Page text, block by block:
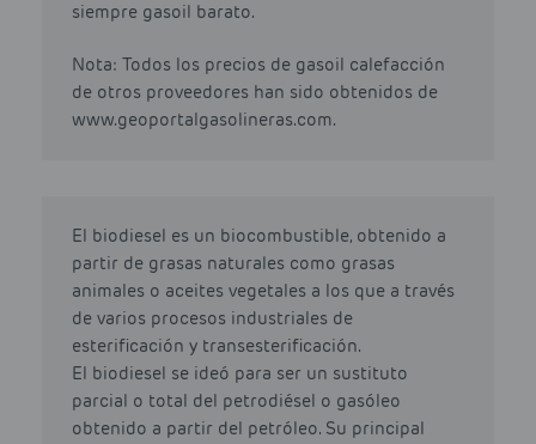
siempre gasoil barato.
Nota: Todos los precios de gasoil calefacción
de otros proveedores han sido obtenidos de
www.geoportalgasolineras.com.
El biodiesel es un biocombustible, obtenido a
partir de grasas naturales como grasas
animales o aceites vegetales a los que a través
de varios procesos industriales de
esterificación y transesterificación.
El biodiesel se ideó para ser un sustituto
parcial o total del petrodiésel o gasóleo
obtenido a partir del petróleo. Su principal